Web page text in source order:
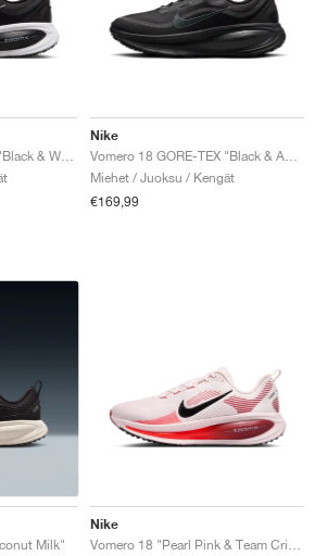
Nike
Miehet / Juoksu / Kengät
€169,99
Milk"
Nike